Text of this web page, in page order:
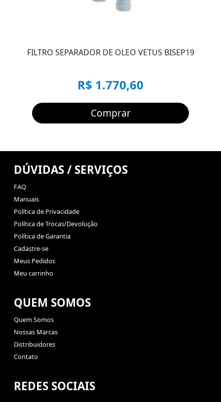
FILTRO SEPARADOR DE OLEO VETUS BISEP19
R$ 1.770,60
Comprar
DÚVIDAS / SERVIÇOS
FAQ
Manuais
Política de Privacidade
Política de Trocas/Devolução
Política de Garantia
Cadastre-se
Meus Pedidos
Meu carrinho
QUEM SOMOS
Quem Somos
Nossas Marcas
Distribuidores
Contato
REDES SOCIAIS